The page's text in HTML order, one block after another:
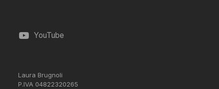
YouTube
Laura Brugnoli
P.IVA 04822320265